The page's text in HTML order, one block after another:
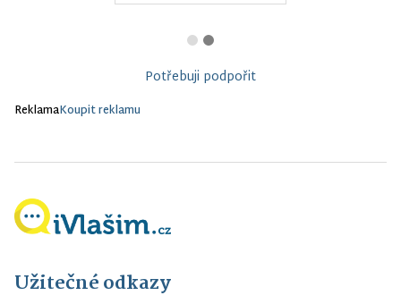
Potřebuji podpořit
ReklamaKoupit reklamu
Užitečné odkazy